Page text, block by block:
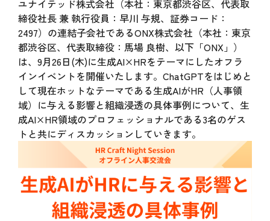
ユナイテッド株式会社（本社：東京都渋谷区、代表取
締役社長 兼 執行役員：早川 与規、証券コード：
2497）の連結子会社であるONX株式会社（本社：東京
都渋谷区、代表取締役：馬場 良樹、以下「ONX」）
は、9月26日(木)に生成AI×HRをテーマにしたオフラ
インイベントを開催いたします。ChatGPTをはじめと
して現在ホットなテーマである生成AIがHR（人事領
域）に与える影響と組織浸透の具体事例について、生
成AI×HR領域のプロフェッショナルである3名のゲス
トと共にディスカッションしていきます。